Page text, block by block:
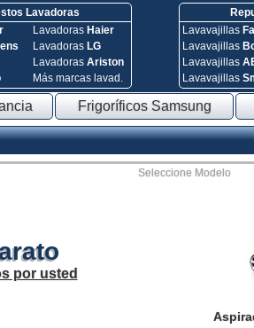
Lavadoras
Lavadoras Haier
Lavadoras LG
Lavadoras Ariston
Más marcas lavad.
Lavavajillas
Lavavajillas
Lavavajillas
Lavavajillas
Frigoríficos Samsung
Seleccione Modelo
por usted